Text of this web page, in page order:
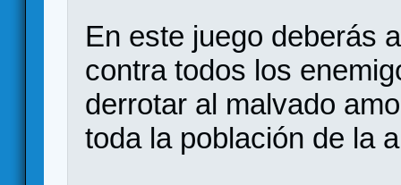
En este juego deberás
contra todos los
derrotar al malvado
toda la población de la